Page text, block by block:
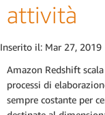
attività
Inserito il: Mar 27, 2019
Amazon Redshift
processi di
sempre costante per